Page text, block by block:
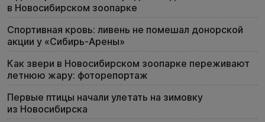
в Новосибирском зоопарке
Спортивная кровь: ливень не помешал донорской
акции у «Сибирь-Арены»
Как звери в Новосибирском зоопарке переживают
летнюю жару: фоторепортаж
Первые птицы начали улетать на зимовку
из Новосибирска